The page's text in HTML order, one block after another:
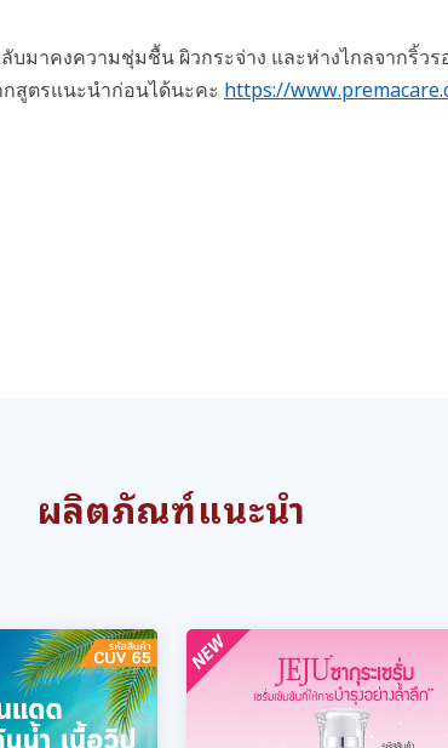
มาคงความชุ่มชื้น ผิวกระจ่าง และห่างไกลจากริ้วร
กสูตรแนะนำก่อนได้นะคะ https://
ผลิตภัณฑ์แนะนำ